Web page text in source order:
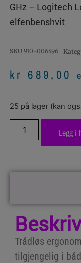
GHz – Logitech
elfenbenshvit
SKU 910-006496
kr 689,00
25 på lager (kan
Legg i
Trådløs
tilgjengelig i